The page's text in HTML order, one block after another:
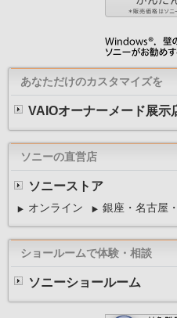
あなただけのカスタマイズを
VAIOオーナーメード展示
ソニーの直営店
ソニーストア
オンライン 銀座・名古屋
ショールームで体験・相談
ソニーショールーム